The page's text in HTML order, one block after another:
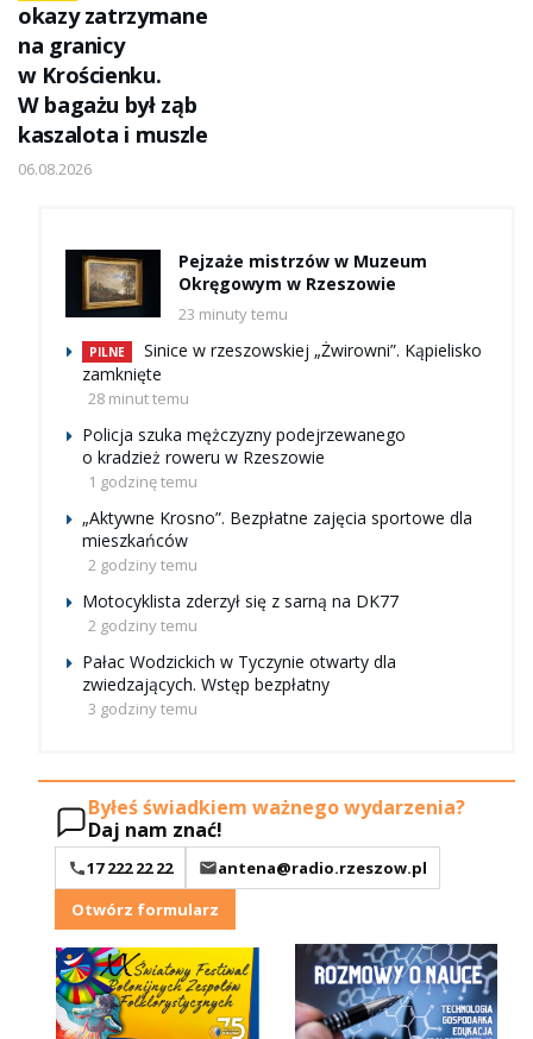
okazy zatrzymane
na granicy
w Krościenku.
W bagażu był ząb
kaszalota i muszle
06.08.2026
Pejzaże mistrzów w Muzeum
Okręgowym w Rzeszowie
23 minuty temu
PILNE
Sinice w rzeszowskiej „Żwirowni”. Kąpielisko
zamknięte
28 minut temu
Policja szuka mężczyzny podejrzewanego
o kradzież roweru w Rzeszowie
1 godzinę temu
„Aktywne Krosno”. Bezpłatne zajęcia sportowe dla
mieszkańców
2 godziny temu
Motocyklista zderzył się z sarną na DK77
2 godziny temu
Pałac Wodzickich w Tyczynie otwarty dla
zwiedzających. Wstęp bezpłatny
3 godziny temu
Byłeś świadkiem ważnego wydarzenia?
Daj nam znać!
17 222 22 22
antena@radio.rzeszow.pl
Otwórz formularz